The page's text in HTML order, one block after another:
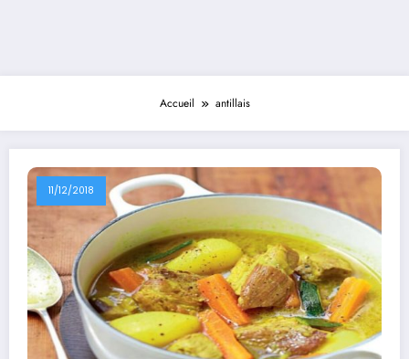
Accueil antillais
11/12/2018